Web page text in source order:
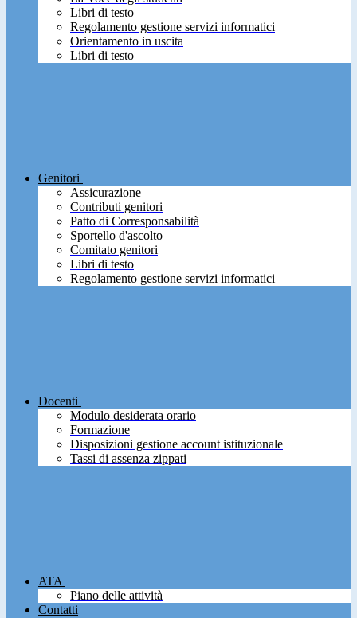
Libri di testo
Regolamento gestione servizi informatici
Orientamento in uscita
Libri di testo
Genitori
Assicurazione
Contributi genitori
Patto di Corresponsabilità
Sportello d'ascolto
Comitato genitori
Libri di testo
Regolamento gestione servizi informatici
Docenti
Modulo desiderata orario
Formazione
Disposizioni gestione account istituzionale
Tassi di assenza zippati
ATA
Piano delle attività
Contatti